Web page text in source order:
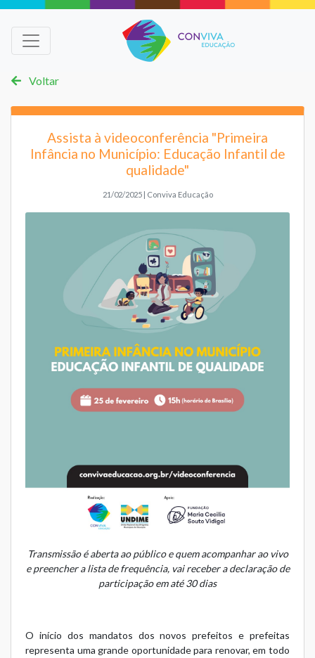
Voltar
Assista à videoconferência "Primeira
Infância no Município: Educação Infantil de
qualidade"
21/02/2025 | Conviva Educação
Transmissão é aberta ao público e quem acompanhar ao vivo
e preencher a lista de frequência, vai receber a declaração de
participação em até 30 dias
O início dos mandatos dos novos prefeitos e prefeitas
representa uma grande oportunidade para renovar, em todo